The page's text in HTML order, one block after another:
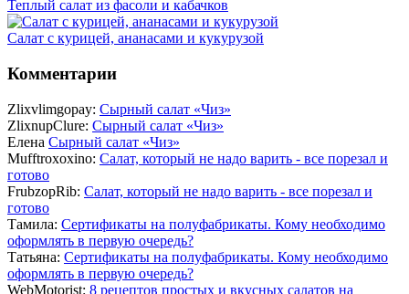
Теплый салат из фасоли и кабачков
Салат с курицей, ананасами и кукурузой
Комментарии
Zlixvlimgopay: Сырный салат «Чиз»
ZlixnupClure: Сырный салат «Чиз»
Елена Сырный салат «Чиз»
Mufftroxoxino: Салат, который не надо варить - все порезал и
готово
FrubzopRib: Салат, который не надо варить - все порезал и
готово
Тамила: Сертификаты на полуфабрикаты. Кому необходимо
оформлять в первую очередь?
Татьяна: Сертификаты на полуфабрикаты. Кому необходимо
оформлять в первую очередь?
WebMotorist: 8 рецептов простых и вкусных салатов на